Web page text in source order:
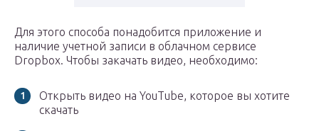
Для этого способа понадобится приложение и
наличие учетной записи в облачном сервисе
Dropbox. Чтобы закачать видео, необходимо:
Открыть видео на YouTube, которое вы хотите
скачать